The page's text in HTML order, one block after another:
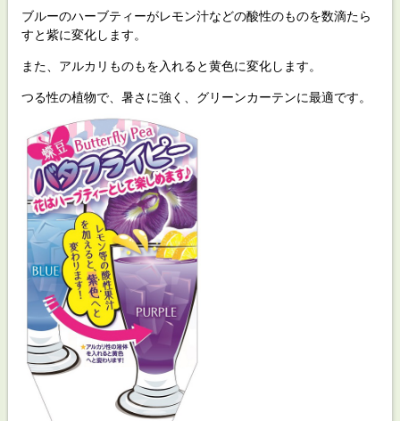
ブルーのハーブティーがレモン汁などの酸性のものを数滴たら
すと紫に変化します。
また、アルカリものもを入れると黄色に変化します。
つる性の植物で、暑さに強く、グリーンカーテンに最適です。